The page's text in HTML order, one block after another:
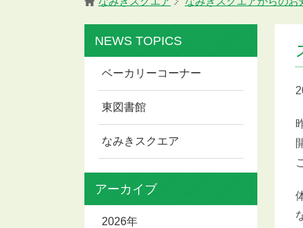
NEWS TOPICS
ベーカリーコーナー
東図書館
なみきスクエア
アーカイブ
2026年